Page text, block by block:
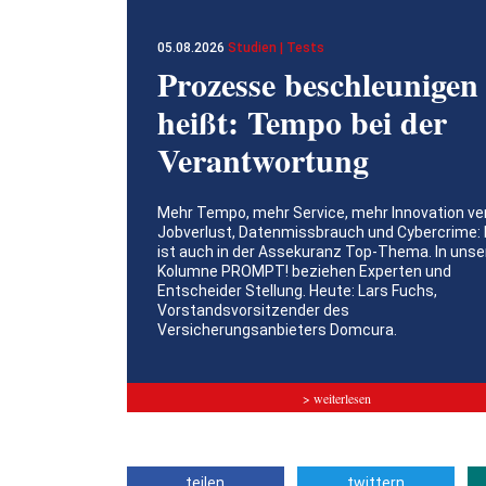
05.08.2026 Studien | Tests
Prozesse beschleunigen
heißt: Tempo bei der
Verantwortung
Mehr Tempo, mehr Service, mehr Innovation
Jobverlust, Datenmissbrauch und Cybercrime:
ist auch in der Assekuranz Top-Thema. In
Kolumne PROMPT! beziehen Experten und
Entscheider Stellung. Heute: Lars Fuchs,
Vorstandsvorsitzender des
Versicherungsanbieters Domcura.
> weiterlesen